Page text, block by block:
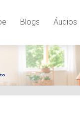
Blogs Áudios